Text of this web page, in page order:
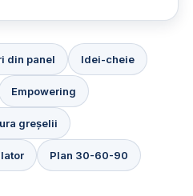
din panel Idei-cheie
Empowering
greșelii
Plan 30-60-90